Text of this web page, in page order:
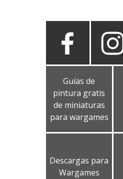
Guías de
pintura gratis
de miniaturas
para wargames
Descargas para
Wargames